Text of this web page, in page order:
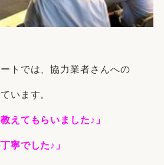
トでは、協力業者さんへの
います。
えてもらいました♪」
寧でした♪」